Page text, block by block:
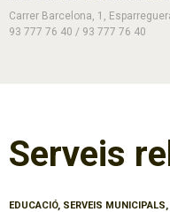
Carrer Barcelona, 1,
93 777 76 40 / 93 777 76 40
Serveis
EDUCACIÓ, SERVEIS